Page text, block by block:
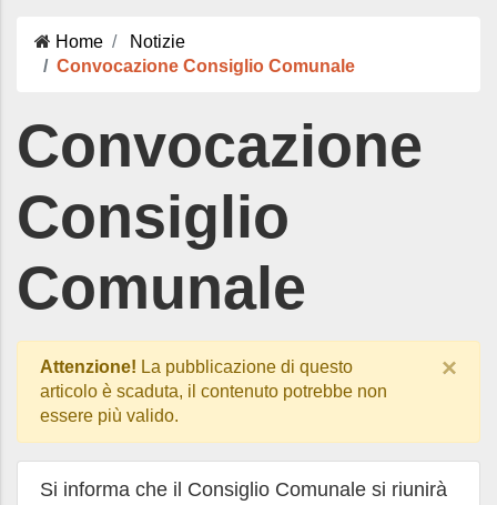
Home
Notizie
Convocazione Consiglio Comunale
Convocazione
Consiglio
Comunale
Attenzione! La pubblicazione di questo
articolo è scaduta, il contenuto potrebbe non
essere più valido.
×
Si informa che il Consiglio Comunale si riunirà